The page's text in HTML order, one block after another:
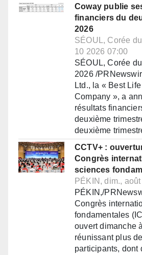
Coway publie
financiers du
2026
SÉOUL, Corée
10 2026 07:00
SÉOUL, Corée
2026 /
Ltd., la « Best
Company », a
résultats
deuxième
deuxième
CCTV+ :
Congrès
sciences
PÉKIN, dim.,
PÉKIN,/
Congrès
fondamentales
ouvert dimanche
réunissant plus
participants, dont